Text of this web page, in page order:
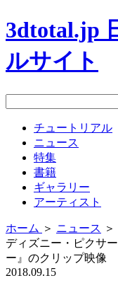
3dtotal.jp
ルサイト
チュートリアル
ニュース
特集
書籍
ギャラリー
アーティスト
ホーム ＞ ニュース ＞
ディズニー・ピクサ
ー』のクリップ映像
2018.09.15